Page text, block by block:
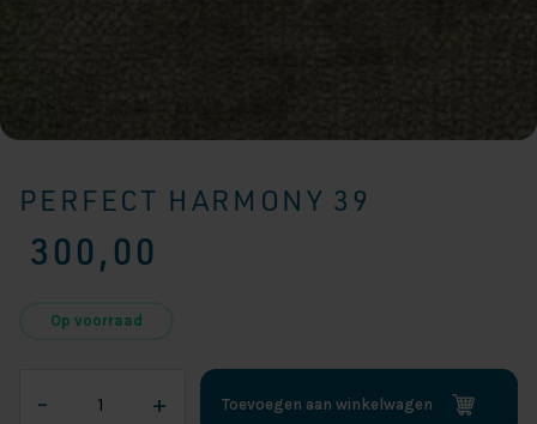
PERFECT HARMONY 39
300,00
Op voorraad
–
Harmony
+ Toevoegen aan winkelwagen